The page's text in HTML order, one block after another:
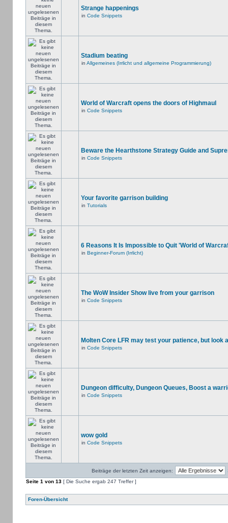
Strange happenings
in Code Snippets
Stadium beating
in Allgemeines (Irrlicht und allgemeine Programmierung)
World of Warcraft opens the doors of Highmaul
in Code Snippets
Beware the Hearthstone Strategy Guide and
in Code Snippets
Your favorite garrison building
in Tutorials
6 Reasons It Is Impossible to Quit 'World of
in Beginner-Forum (Irrlicht)
The WoW Insider Show live from your garrison
in Code Snippets
Molten Core LFR may test your patience, but look
in Code Snippets
Dungeon difficulty, Dungeon Queues, Boost a
in Code Snippets
wow gold
in Code Snippets
Beiträge der letzten Zeit anzeigen:
Seite 1 von 13[ Die Suche ergab 247 Treffer ]
Foren-Übersicht